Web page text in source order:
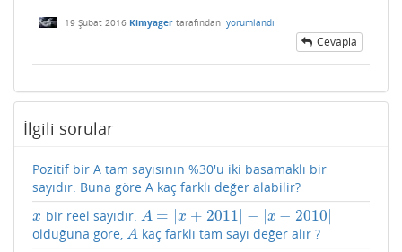
19 Şubat 2016 Kimyager tarafından yorumlandı
Cevapla
İlgili sorular
Pozitif bir A tam sayısının %30'u iki basamaklı bir
sayıdır. Buna göre A kaç farklı değer alabilir?
x
x bir reel sayıdır. A = |x + 2011| − |x − 2010|
A= |x 2011 |−|x− 2010|
olduğuna göre, A
A kaç farklı tam sayı değer alır ?